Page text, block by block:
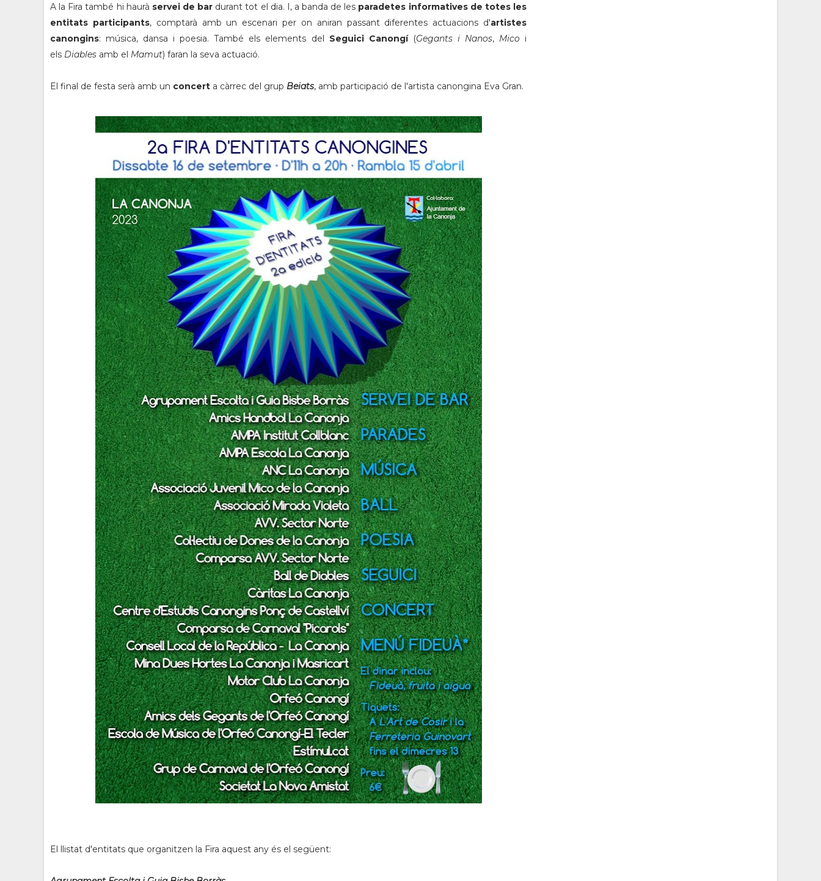
A la Fira també hi haurà servei de bar durant tot el dia. I, a banda de les paradetes informatives de totes les
entitats participants, comptarà amb un escenari per on aniran passant diferentes actuacions d'artistes
canongins: música, dansa i poesia. També els elements del Seguici Canongí(Gegants i Nanos, Mico i
els Diables amb el Mamut) faran la seva actuació.
El final de festa serà amb un concert a càrrec del grup Beiats, amb participació de l'artista canongina Eva Gran.
El llistat d'entitats que organitzen la Fira aquest any és el següent: